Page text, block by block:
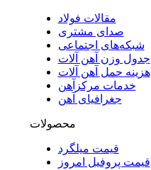
مقالات فولاد
صدای مشتری
شبکه‌های اجتماعی
جدول وزن آهن آلات
هزینه حمل آهن آلات
خدمات مرکزآهن
جغرافیای آهن
محصولات
قیمت میلگرد
قیمت پروفیل امروز